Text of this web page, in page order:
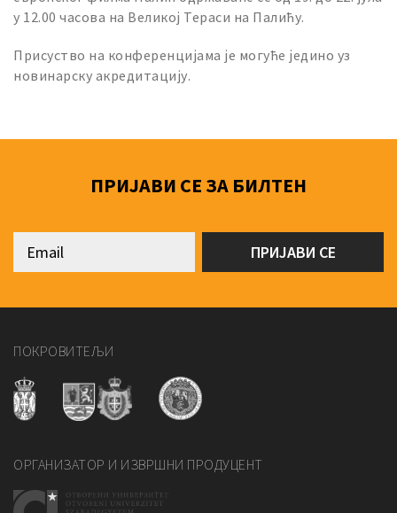
у 12.00 часова на Великој Тераси на Палићу.
Присуство на конференцијама је могуће једино уз
новинарску акредитацију.
ПРИЈАВИ СЕ ЗА БИЛТЕН
ПОКРОВИТЕЉИ
ОРГАНИЗАТОР И ИЗВРШНИ ПРОДУЦЕНТ